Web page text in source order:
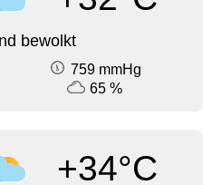
bewolkt
759 mmHg
65 %
+34°C